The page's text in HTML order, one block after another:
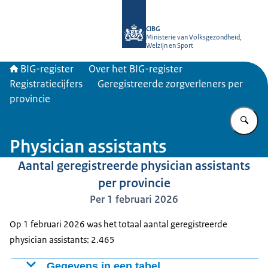
CIBG
Ministerie van Volksgezondheid,
Welzijn en Sport
BIG-register
Over het BIG-register
Registratiecijfers
Geregistreerde zorgverleners per
provincie
Physician assistants
Aantal geregistreerde physician assistants
per provincie
Per 1 februari 2026
Op 1 februari 2026 was het totaal aantal geregistreerde
physician assistants: 2.465